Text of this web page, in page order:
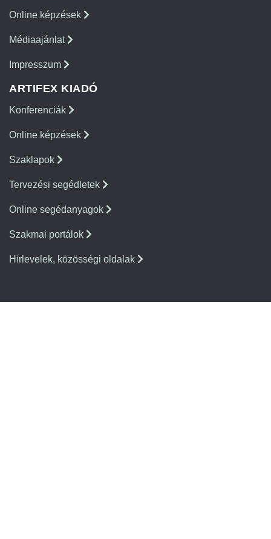
Online képzések
Médiaajánlat
Impresszum
ARTIFEX KIADÓ
Konferenciák
Online képzések
Szaklapok
Tervezési segédletek
Online segédanyagok
Szakmai portálok
Hírlevelek, közösségi oldalak